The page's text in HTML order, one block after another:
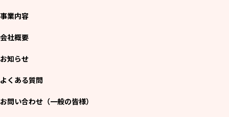
事業内容
会社概要
お知らせ
よくある質問
お問い合わせ（一般の皆様）